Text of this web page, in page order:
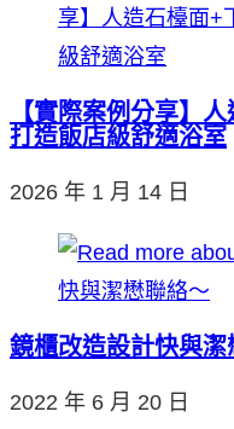
【實際案例分享】
打造飯店級舒適浴室
2026 年 1 月 14 日
鏡櫃改造設計快與潔
2022 年 6 月 20 日